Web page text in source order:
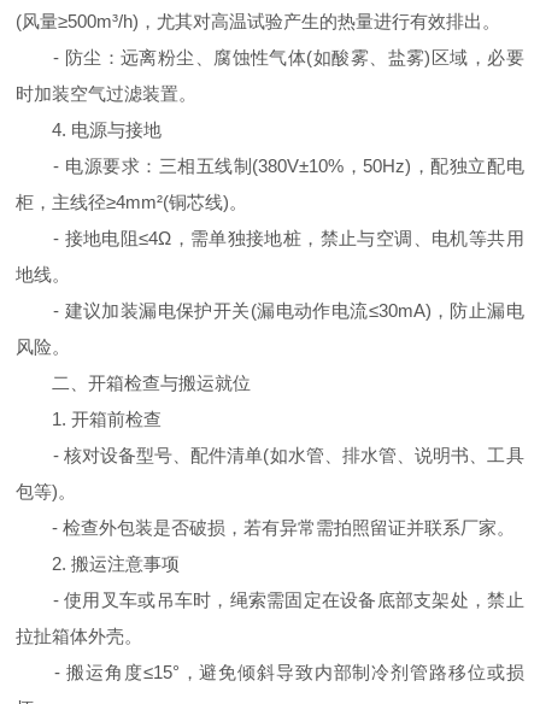
(风量≥500m³/h)，尤其对高温试验产生的热量进行有效排出。
- 防尘：远离粉尘、腐蚀性气体(如酸雾、盐雾)区域，必要
时加装空气过滤装置。
4. 电源与接地
- 电源要求：三相五线制(380V±10%，50Hz)，配独立配电
柜，主线径≥4mm²(铜芯线)。
- 接地电阻≤4Ω，需单独接地桩，禁止与空调、电机等共用
地线。
- 建议加装漏电保护开关(漏电动作电流≤30mA)，防止漏电
风险。
二、开箱检查与搬运就位
1. 开箱前检查
- 核对设备型号、配件清单(如水管、排水管、说明书、工具
包等)。
- 检查外包装是否破损，若有异常需拍照留证并联系厂家。
2. 搬运注意事项
- 使用叉车或吊车时，绳索需固定在设备底部支架处，禁止
拉扯箱体外壳。
- 搬运角度≤15°，避免倾斜导致内部制冷剂管路移位或损